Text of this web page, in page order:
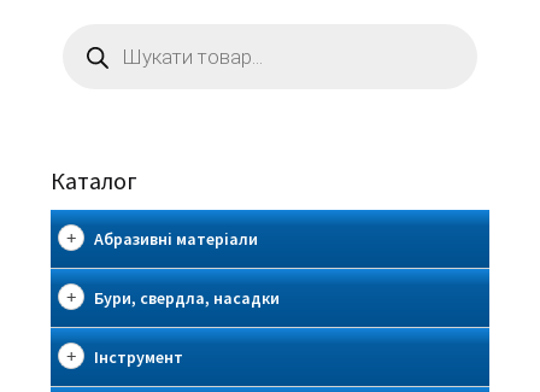
товарів
Каталог
Абразивні матеріали
Бури, свердла, насадки
Інструмент